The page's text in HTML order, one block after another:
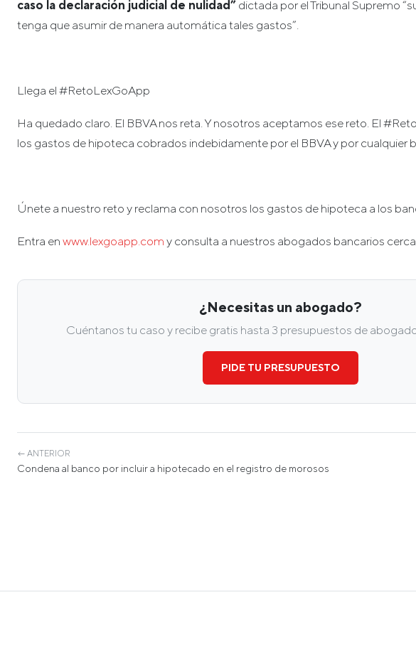
caso la declaración judicial de nulidad” dictada por el Tribunal Supremo
tenga que asumir de manera automática tales gastos”.
Llega el #RetoLexGoApp
Ha quedado claro. El BBVA nos reta. Y nosotros aceptamos ese reto. El
los gastos de hipoteca cobrados indebidamente por el BBVA y por cualquier
Únete a nuestro reto y reclama con nosotros los gastos de hipoteca a los
Entra en www.lexgoapp.com y consulta a nuestros abogados bancarios
¿Necesitas un abogado?
Cuéntanos tu caso y recibe gratis hasta 3 presupuestos de
PIDE TU PRESUPUESTO
← ANTERIOR
Condena al banco por incluir a hipotecado en el registro de morosos